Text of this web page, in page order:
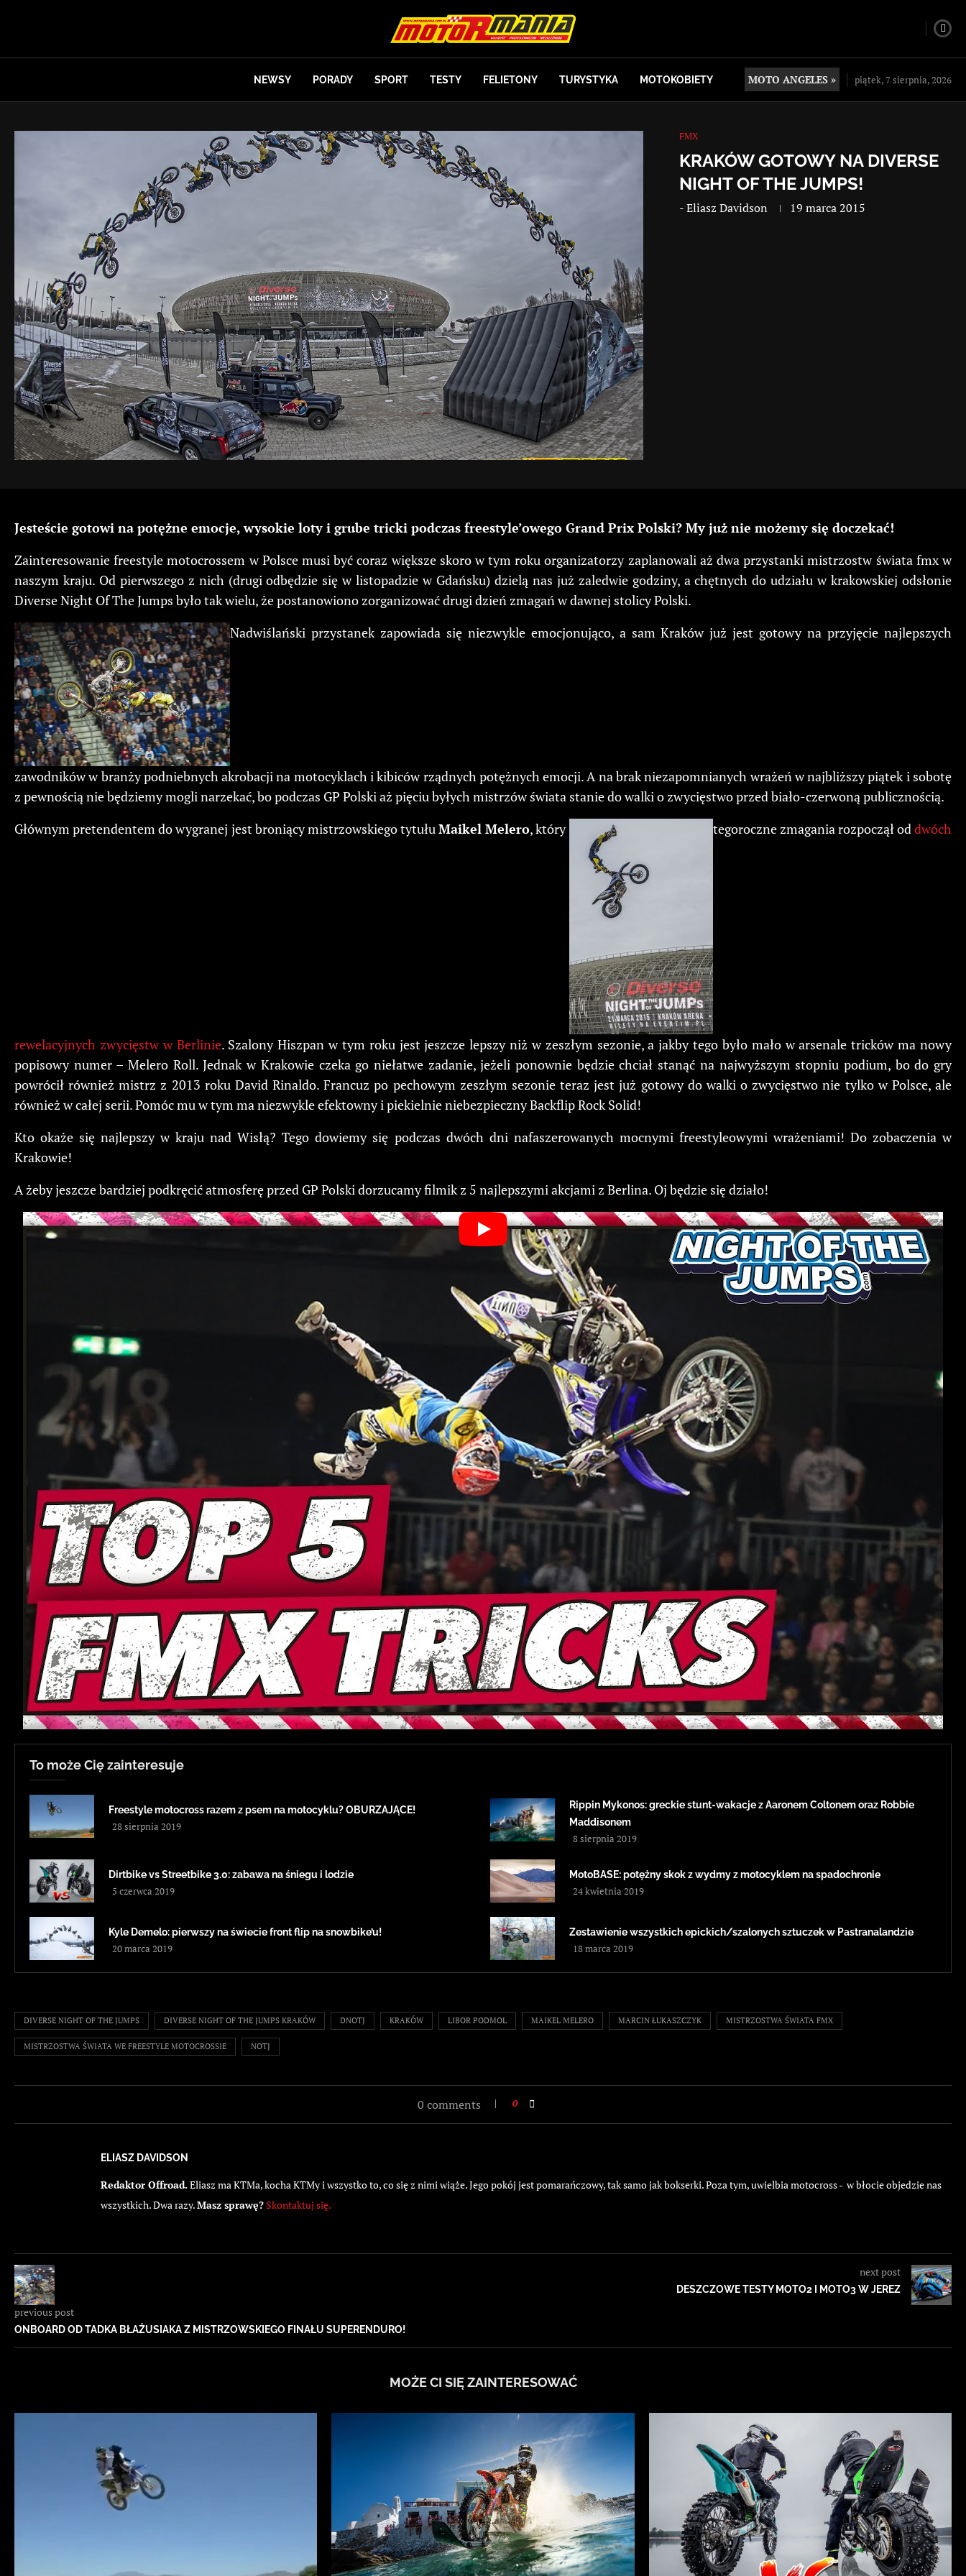
NEWSY PORADY SPORT TESTY FELIETONY TURYSTYKA MOTOKOBIETY MOTO ANGELES » piątek, 7 sierpnia, 2026
FMX
KRAKÓW GOTOWY NA DIVERSE
NIGHT OF THE JUMPS!
-Eliasz Davidson 19 marca 2015
Jesteście gotowi na potężne emocje, wysokie loty i grube tricki podczas freestyle’owego Grand Prix Polski? My już nie możemy się doczekać!
Zainteresowanie freestyle motocrossem w Polsce musi być coraz większe skoro w tym roku organizatorzy zaplanowali aż dwa przystanki mistrzostw świata fmx w
naszym kraju. Od pierwszego z nich (drugi odbędzie się w listopadzie w Gdańsku) dzielą nas już zaledwie godziny, a chętnych do udziału w krakowskiej odsłonie
Diverse Night Of The Jumps było tak wielu, że postanowiono zorganizować drugi dzień zmagań w dawnej stolicy Polski.
Nadwiślański przystanek zapowiada się niezwykle emocjonująco, a sam Kraków już jest gotowy na przyjęcie najlepszych
zawodników w branży podniebnych akrobacji na motocyklach i kibiców rządnych potężnych emocji. A na brak niezapomnianych wrażeń w najbliższy piątek i sobotę
z pewnością nie będziemy mogli narzekać, bo podczas GP Polski aż pięciu byłych mistrzów świata stanie do walki o zwycięstwo przed biało-czerwoną publicznością.
Głównym pretendentem do wygranej jest broniący mistrzowskiego tytułuMaikel Melero, który tegoroczne zmagania rozpoczął oddwóch
rewelacyjnych zwycięstw w Berlinie. Szalony Hiszpan w tym roku jest jeszcze lepszy niż w zeszłym sezonie, a jakby tego było mało w arsenale tricków ma nowy
popisowy numer – Melero Roll. Jednak w Krakowie czeka go niełatwe zadanie, jeżeli ponownie będzie chciał stanąć na najwyższym stopniu podium, bo do gry
powrócił również mistrz z 2013 roku David Rinaldo. Francuz po pechowym zeszłym sezonie teraz jest już gotowy do walki o zwycięstwo nie tylko w Polsce, ale
również w całej serii. Pomóc mu w tym ma niezwykle efektowny i piekielnie niebezpieczny Backflip Rock Solid!
Kto okaże się najlepszy w kraju nad Wisłą? Tego dowiemy się podczas dwóch dni nafaszerowanych mocnymi freestyleowymi wrażeniami! Do zobaczenia w
Krakowie!
A żeby jeszcze bardziej podkręcić atmosferę przed GP Polski dorzucamy filmik z 5 najlepszymi akcjami z Berlina. Oj będzie się działo!
To może Cię zainteresuje
Freestyle motocross razem z psem na motocyklu? OBURZAJĄCE!
28 sierpnia 2019
Rippin Mykonos: greckie stunt-wakacje z Aaronem Coltonem oraz Robbie
Maddisonem
8 sierpnia 2019
Dirtbike vs Streetbike 3.0: zabawa na śniegu i lodzie
5 czerwca 2019
MotoBASE: potężny skok z wydmy z motocyklem na spadochronie
24 kwietnia 2019
Kyle Demelo: pierwszy na świecie front flip na snowbike’u!
20 marca 2019
Zestawienie wszystkich epickich/szalonych sztuczek w Pastranalandzie
18 marca 2019
DIVERSE NIGHT OF THE JUMPS DIVERSE NIGHT OF THE JUMPS KRAKÓW DNOTJ KRAKÓW LIBOR PODMOL MAIKEL MELERO MARCIN ŁUKASZCZYK MISTRZOSTWA ŚWIATA FMX
MISTRZOSTWA ŚWIATA WE FREESTYLE MOTOCROSSIE NOTJ
0 comments 0
ELIASZ DAVIDSON
Redaktor Offroad.Eliasz ma KTMa, kocha KTMy i wszystko to, co się z nimi wiąże. Jego pokój jest pomarańczowy, tak samo jak bokserki. Poza tym, uwielbia motocross - w błocie objedzie nas
wszystkich. Dwa razy.Masz sprawę? Skontaktuj się.
previous post
ONBOARD OD TADKA BŁAŻUSIAKA Z MISTRZOWSKIEGO FINAŁU SUPERENDURO!
next post
DESZCZOWE TESTY MOTO2 I MOTO3 W JEREZ
MOŻE CI SIĘ ZAINTERESOWAĆ